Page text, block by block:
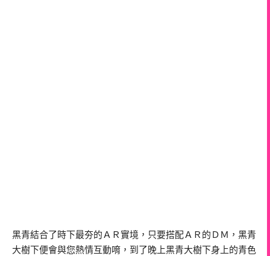
黑青結合了時下最夯的ＡＲ實境，只要搭配ＡＲ的ＤＭ，黑青
大樹下便會與您熱情互動唷，到了晚上黑青大樹下身上的青色